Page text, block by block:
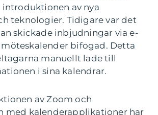
av nya
teknologier. Tidigare var det
skickade inbjudningar via e-
bifogad. Detta
manuellt lade till
i sina kalendrar.
av Zoom och
med kalenderapplikationer har